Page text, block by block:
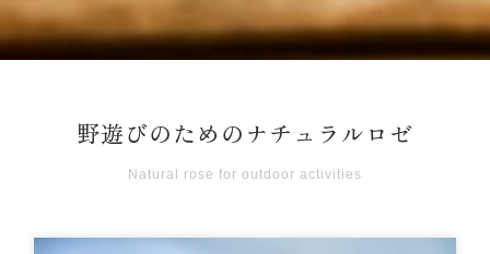
野遊びのためのナチュラルロゼ
Natural rose for outdoor activities